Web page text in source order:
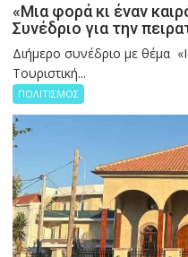
«Μια φορά κι έναν
Συνέδριο για την
Διήμερο συνέδριο με θέμα
Τουριστική...
ΠΟΛΙΤΙΣΜΟΣ